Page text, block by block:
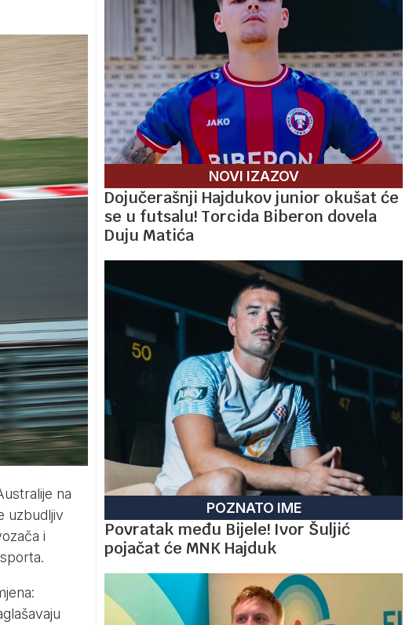
na
uzbudljiv
i
NOVI IZAZOV
Dojučerašnji Hajdukov junior okušat će
se u futsalu! Torcida Biberon dovela
Duju Matića
POZNATO IME
Povratak među Bijele! Ivor Šuljić
pojačat će MNK Hajduk